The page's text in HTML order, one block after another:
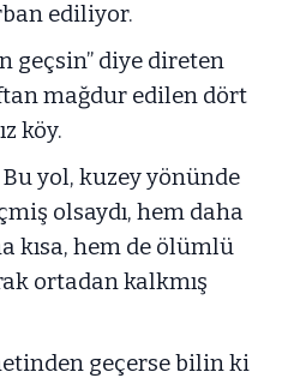
ediliyor.
geçsin” diye direten
mağdur edilen dört
köy.
yol, kuzey yönünde
olsaydı, hem daha
kısa, hem de ölümlü
ortadan kalkmış
geçerse bilin ki